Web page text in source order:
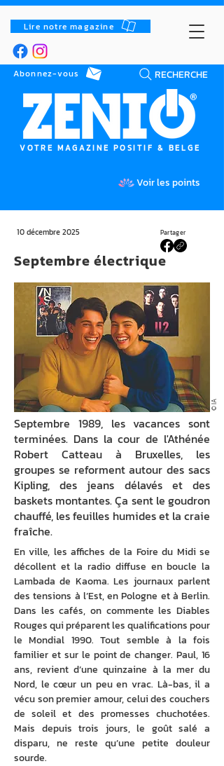
Lire notre magazine
RECHERCHE
Abonnez-vous
VOTRE MAGAZINE POSITIF & BELGE
Voir les points
10 décembre 2025 Partager
Septembre électrique
© IA
Septembre 1989, les vacances sont
terminées. Dans la cour de l'Athénée
Robert Catteau à Bruxelles, les
groupes se reforment autour des sacs
Kipling, des jeans délavés et des
baskets montantes. Ça sent le goudron
chauffé, les feuilles humides et la craie
fraîche.
En ville, les affiches de la Foire du Midi se
décollent et la radio diffuse en boucle la
Lambada de Kaoma. Les journaux parlent
des tensions à l’Est, en Pologne et à Berlin.
Dans les cafés, on commente les Diables
Rouges qui préparent les qualifications pour
le Mondial 1990. Tout semble à la fois
familier et sur le point de changer. Paul, 16
ans, revient d’une quinzaine à la mer du
Nord, le cœur un peu en vrac. Là-bas, il a
vécu son premier amour, celui des couchers
de soleil et des promesses chuchotées.
Mais depuis trois jours, le goût salé a
disparu, ne reste qu’une petite douleur
sourde.